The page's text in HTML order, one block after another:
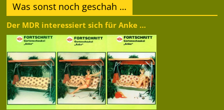
Was sonst noch geschah …
Der MDR interessiert sich für Anke …